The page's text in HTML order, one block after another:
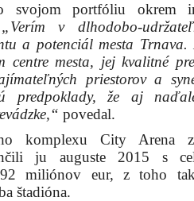
svojom portfóliu okrem
„Verím v dlhodobo-
a potenciál mesta
mesta, jej kvalitné
priestorov a
predpoklady, že aj
povedal.
komplexu City Arena
ju auguste 2015 s
miliónov eur, z toho
štadióna.